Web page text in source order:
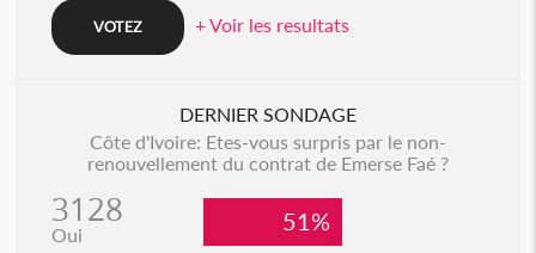
+ Voir les resultats
DERNIER SONDAGE
Côte d'Ivoire: Etes-vous surpris par le non-
renouvellement du contrat de Emerse Faé ?
3128
Oui 51%